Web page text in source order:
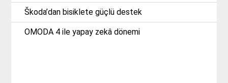
Škoda’dan bisiklete güçlü destek
OMODA 4 ile yapay zekâ dönemi